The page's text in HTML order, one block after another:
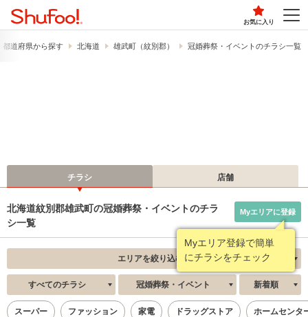
お気に入り
都道府県から探す 北海道 雄武町（紋別郡） 冠婚葬祭・イベントのチラシ一覧
チラシ 店舗
北海道紋別郡雄武町の冠婚葬祭・イベントのチラ
シ一覧
Myエリア登録で簡単
にチラシをチェック
Myエリアに登録
エリアを絞り込む
すべてのチラシ 冠婚葬祭・イベント 新着順
スーパー ファッション 家電 ドラッグストア ホームセンタ